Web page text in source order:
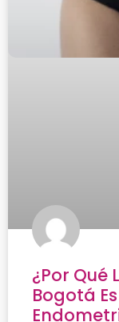
¿Por Qué
Bogotá